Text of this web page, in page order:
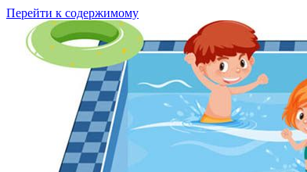
Перейти к содержимому